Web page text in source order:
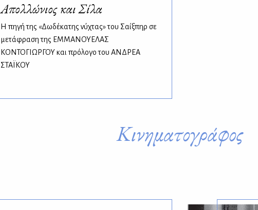
Απολλώνιος και Σίλα
Η πηγή της «Δωδέκατης νύχτας» του Σαίξπηρ σε
μετάφραση της ΕΜΜΑΝΟΥΕΛΑΣ
ΚΟΝΤΟΓΙΩΡΓΟΥ και πρόλογο του ΑΝΔΡΕΑ
ΣΤΑΪΚΟΥ
Κινηματογράφος